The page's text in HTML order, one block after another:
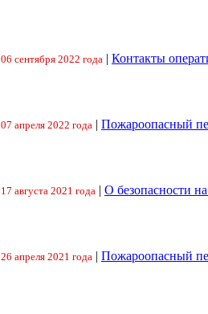
06 сентября 2022 года | Контакты
07 апреля 2022 года | Пожароопасный
17 августа 2021 года | О безопасности
26 апреля 2021 года | Пожароопасный